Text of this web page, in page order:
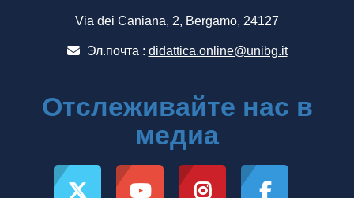
Via dei Caniana, 2, Bergamo, 24127
Эл.почта : didattica.online@unibg.it
Отслеживайте нас в
медиа